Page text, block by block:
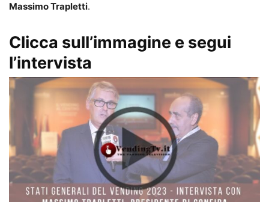
Massimo Trapletti.
Clicca sull’immagine e segui
l’intervista